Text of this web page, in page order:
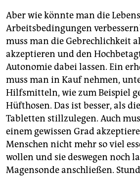
Aber wie könnte man die
Arbeitsbedingungen
muss man die Gebrechlichkeit
akzeptieren und den
Autonomie dabei lassen. Ein
muss man in Kauf nehmen,
Hilfsmitteln, wie zum Beispiel
Hüfthosen. Das ist besser, als
Tabletten stillzulegen. Auch
einem gewissen Grad
Menschen nicht mehr so viel
wollen und sie deswegen noch
Magensonde anschließen.